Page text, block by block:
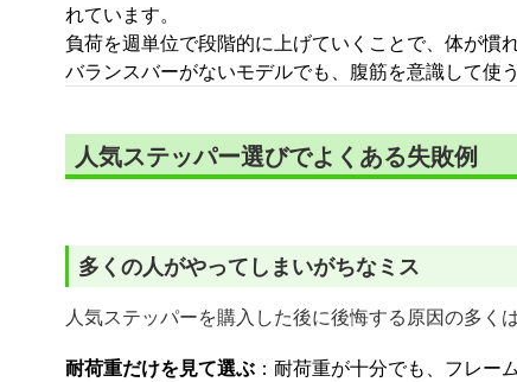
れています。
負荷を週単位で段階的に上げていくことで、体が慣
バランスバーがないモデルでも、腹筋を意識して使
人気ステッパー選びでよくある失敗例
多くの人がやってしまいがちなミス
人気ステッパーを購入した後に後悔する原因の多
耐荷重だけを見て選ぶ ：耐荷重が十分でも、フレー